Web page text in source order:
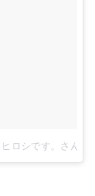
ロシです。さん